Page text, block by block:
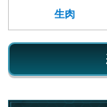
生肉